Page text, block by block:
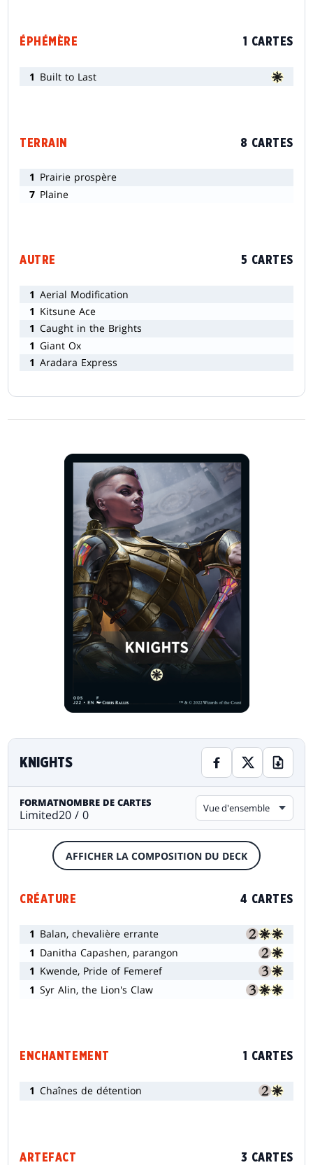
ÉPHÉMÈRE 1 CARTES
1 Built to Last
TERRAIN 8 CARTES
1 Prairie prospère
7 Plaine
AUTRE 5 CARTES
1 Aerial Modification
1 Kitsune Ace
1 Caught in the Brights
1 Giant Ox
1 Aradara Express
KNIGHTS
FORMAT
Limited
NOMBRE DE CARTES
20 / 0 Vue d'ensemble
AFFICHER LA COMPOSITION DU DECK
CRÉATURE 4 CARTES
1 Balan, chevalière errante
1 Danitha Capashen, parangon
1 Kwende, Pride of Femeref
1 Syr Alin, the Lion's Claw
ENCHANTEMENT 1 CARTES
1 Chaînes de détention
ARTEFACT 3 CARTES